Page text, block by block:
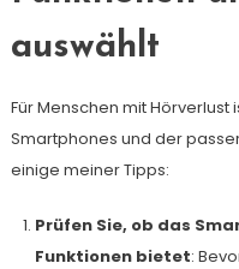
auswählt
Für Menschen mit
Smartphones und der
einige meiner Tipps:
Prüfen Sie, ob das
Funktionen bietet: